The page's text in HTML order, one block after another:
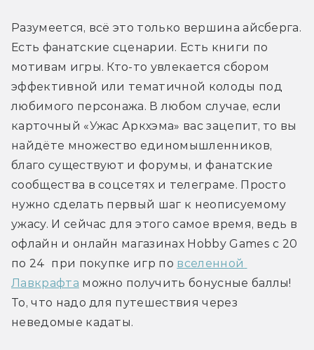
Разумеется, всё это только вершина айсберга.
Есть фанатские сценарии. Есть книги по
мотивам игры. Кто-то увлекается сбором
эффективной или тематичной колоды под
любимого персонажа. В любом случае, если
карточный «Ужас Аркхэма» вас зацепит, то вы
найдёте множество единомышленников,
благо существуют и форумы, и фанатские
сообщества в соцсетях и телеграме. Просто
нужно сделать первый шаг к неописуемому
ужасу. И сейчас для этого самое время, ведь в
офлайн и онлайн магазинах Hobby Games с 20
по 24  при покупке игр по вселенной
Лавкрафта можно получить бонусные баллы!
То, что надо для путешествия через
неведомые кадаты.